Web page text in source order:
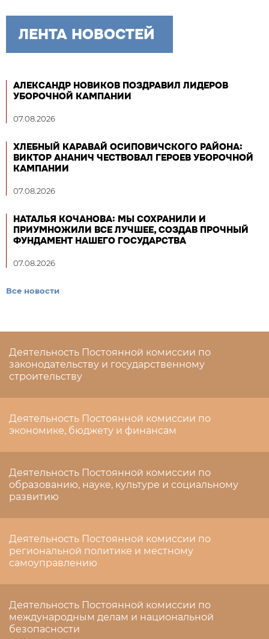
ЛЕНТА НОВОСТЕЙ
АЛЕКСАНДР НОВИКОВ ПОЗДРАВИЛ ЛИДЕРОВ
УБОРОЧНОЙ КАМПАНИИ
07.08.2026
ХЛЕБНЫЙ КАРАВАЙ ОСИПОВИЧСКОГО РАЙОНА:
ВИКТОР АНАНИЧ ЧЕСТВОВАЛ ГЕРОЕВ УБОРОЧНОЙ
КАМПАНИИ
07.08.2026
НАТАЛЬЯ КОЧАНОВА: МЫ СОХРАНИЛИ И
ПРИУМНОЖИЛИ ВСЕ ЛУЧШЕЕ, СОЗДАВ ПРОЧНЫЙ
ФУНДАМЕНТ НАШЕГО ГОСУДАРСТВА
07.08.2026
Все новости
Деятельность Постоянной комиссии по
законодательству и государственному
строительству
Деятельность Постоянной комиссии по
экономике, бюджету и финансам
Деятельность Постоянной комиссии по
образованию, науке, культуре и социальному
развитию
Деятельность Постоянной комиссии по
региональной политике и местному
самоуправлению
Деятельность Постоянной комиссии по
международным делам и национальной
безопасности